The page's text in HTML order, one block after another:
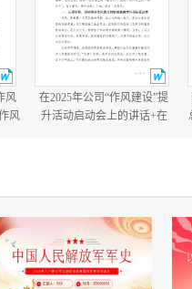
风
风
在2025年公司“作风建设”提
升活动启动会上的讲话+在